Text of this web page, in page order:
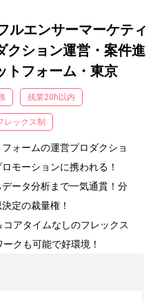
ルエンサーマーケティ
クション運営・案件進
トフォーム・東京
残業20h以内
レックス制
ォームの運営プロダクショ
モーションに携われる！
ータ分析まで一気通貫！分
定の裁量権！
アタイムなしのフレックス
クも可能で好環境！